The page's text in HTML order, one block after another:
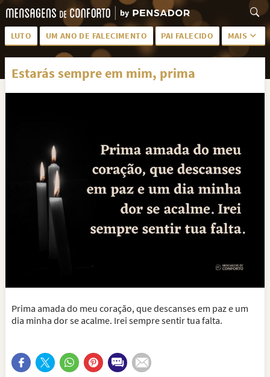
LUTO UM ANO DE FALECIMENTO PAI FALECIDO MAIS
LUTO PARA AMIGA PALAVRAS
SAUDADES DA MÃE
FRASES DE LUTO PARA AMIGO FIM DE NAMORO
TODAS AS CATEGORIAS
Estarás sempre em mim, prima
Prima amada do meu coração, que descanses em paz e um
dia minha dor se acalme. Irei sempre sentir tua falta.